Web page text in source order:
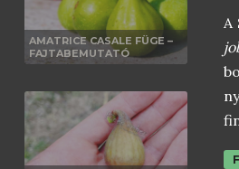
AMATRICE CASALE FÜGE –
FAJTABEMUTATÓ
A